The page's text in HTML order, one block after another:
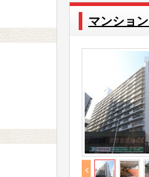
マンショ